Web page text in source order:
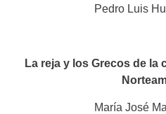
Pedro Luis
La reja y los Grecos de la
María José